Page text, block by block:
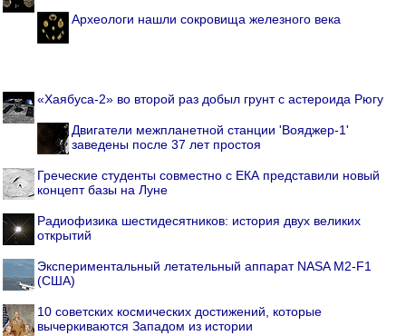
Археологи нашли сокровища железного века
«Хаябуса-2» во второй раз добыл грунт с астероида Рюгу
Двигатели межпланетной станции 'Вояджер-1'
заведены после 37 лет простоя
Греческие студенты совместно с ЕКА представили новый
концепт базы на Луне
Радиофизика шестидесятников: история двух великих
открытий
Экспериментальный летательный аппарат NASA M2-F1
(США)
10 советских космических достижений, которые
вычеркиваются Западом из истории